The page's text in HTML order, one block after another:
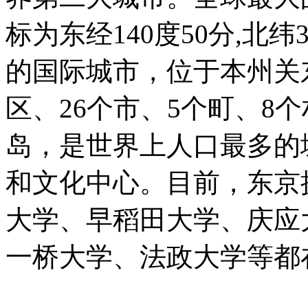
标为东经140度50分,北
的国际城市，位于本州
区、26个市、5个町、8
岛，是世界上人口最多
和文化中心。目前，东
大学、早稻田大学、庆
一桥大学、法政大学等